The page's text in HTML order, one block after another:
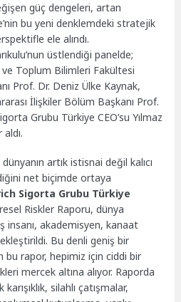
güç dengeleri, artan
bu yeni denklemdeki stratejik
ele alındı.
üstlendiği panelde;
Toplum Bilimleri Fakültesi
Prof. Dr. Deniz Ülke Kaynak,
İlişkiler Bölüm Başkanı Prof.
Grubu Türkiye CEO’su Yılmaz
artık istisnai değil kalıcı
net biçimde ortaya
Sigorta Grubu Türkiye
Riskler Raporu, dünya
insanı, akademisyen, kanaat
Bu denli geniş bir
bu rapor, hepimiz için ciddi bir
mercek altına alıyor. Raporda
silahlı çatışmalar,